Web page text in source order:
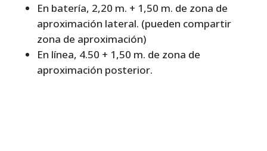
En batería, 2,20 m. + 1,50 m. de zona de
aproximación lateral. (pueden compartir
zona de aproximación)
En línea, 4.50 + 1,50 m. de zona de
aproximación posterior.